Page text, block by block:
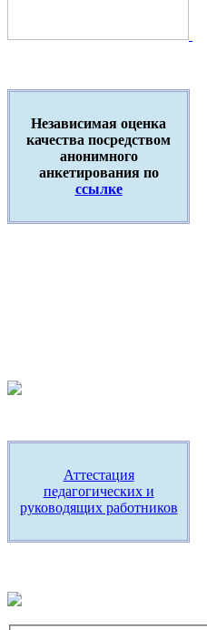
Независимая оценка
качества посредством
анонимного
анкетирования по
ссылке
Аттестация
педагогических и
руководящих работников